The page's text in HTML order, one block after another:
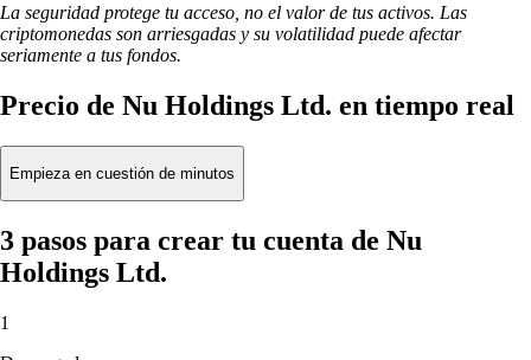
La seguridad protege tu acceso, no el valor de tus activos. Las
criptomonedas son arriesgadas y su volatilidad puede afectar
seriamente a tus fondos.
Precio de Nu Holdings Ltd. en tiempo real
Empieza en cuestión de minutos
3 pasos para crear tu cuenta de Nu
Holdings Ltd.
1